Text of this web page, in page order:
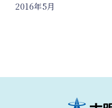
2016年5月